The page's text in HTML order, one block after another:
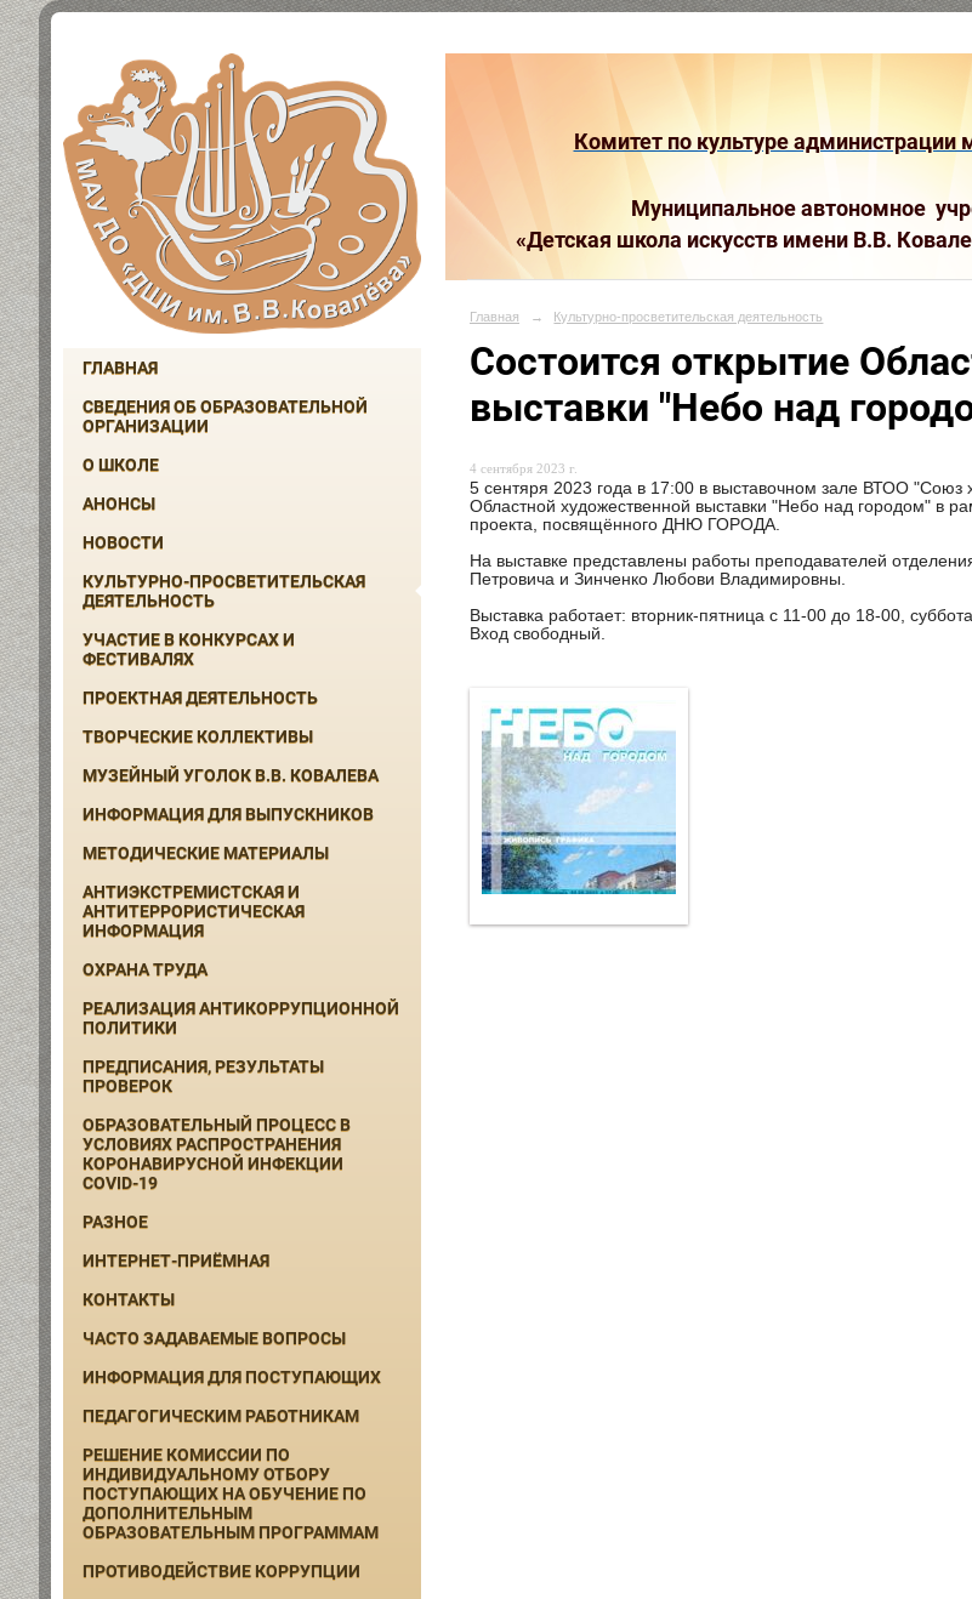
ГЛАВНАЯ
СВЕДЕНИЯ ОБ ОБРАЗОВАТЕЛЬНОЙ
ОРГАНИЗАЦИИ
О ШКОЛЕ
АНОНСЫ
НОВОСТИ
КУЛЬТУРНО-ПРОСВЕТИТЕЛЬСКАЯ
ДЕЯТЕЛЬНОСТЬ
УЧАСТИЕ В КОНКУРСАХ И
ФЕСТИВАЛЯХ
ПРОЕКТНАЯ ДЕЯТЕЛЬНОСТЬ
ТВОРЧЕСКИЕ КОЛЛЕКТИВЫ
МУЗЕЙНЫЙ УГОЛОК В.В. КОВАЛЕВА
ИНФОРМАЦИЯ ДЛЯ ВЫПУСКНИКОВ
МЕТОДИЧЕСКИЕ МАТЕРИАЛЫ
АНТИЭКСТРЕМИСТСКАЯ И
АНТИТЕРРОРИСТИЧЕСКАЯ
ИНФОРМАЦИЯ
ОХРАНА ТРУДА
РЕАЛИЗАЦИЯ АНТИКОРРУПЦИОННОЙ
ПОЛИТИКИ
ПРЕДПИСАНИЯ, РЕЗУЛЬТАТЫ
ПРОВЕРОК
ОБРАЗОВАТЕЛЬНЫЙ ПРОЦЕСС В
УСЛОВИЯХ РАСПРОСТРАНЕНИЯ
КОРОНАВИРУСНОЙ ИНФЕКЦИИ
COVID-19
РАЗНОЕ
ИНТЕРНЕТ-ПРИЁМНАЯ
КОНТАКТЫ
ЧАСТО ЗАДАВАЕМЫЕ ВОПРОСЫ
ИНФОРМАЦИЯ ДЛЯ ПОСТУПАЮЩИХ
ПЕДАГОГИЧЕСКИМ РАБОТНИКАМ
РЕШЕНИЕ КОМИССИИ ПО
ИНДИВИДУАЛЬНОМУ ОТБОРУ
ПОСТУПАЮЩИХ НА ОБУЧЕНИЕ ПО
ДОПОЛНИТЕЛЬНЫМ
ОБРАЗОВАТЕЛЬНЫМ ПРОГРАММАМ
ПРОТИВОДЕЙСТВИЕ КОРРУПЦИИ
Комитет по культуре администрации
Муниципальное автономное
«Детская школа искусств имени В.В.
Главная → Культурно-просветительская деятельность
Состоится открытие
выставки "Небо над
4 сентября 2023 г.
5 сентяря 2023 года в 17:00 в выставочном зале ВТОО "Союз
Областной художественной выставки "Небо над городом" в
проекта, посвящённого ДНЮ ГОРОДА.
На выставке представлены работы преподавателей
Петровича и Зинченко Любови Владимировны.
Выставка работает: вторник-пятница с 11-00 до 18-00,
Вход свободный.